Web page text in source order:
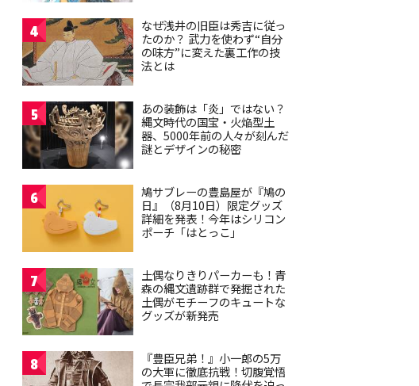
4
なぜ浅井の旧臣は秀吉に従っ
たのか？ 武力を使わず“自分
の味方”に変えた裏工作の技
法とは
5
あの装飾は「炎」ではない？
縄文時代の国宝・火焔型土
器、5000年前の人々が刻んだ
謎とデザインの秘密
6
鳩サブレーの豊島屋が『鳩の
日』（8月10日）限定グッズ
詳細を発表！今年はシリコン
ポーチ「はとっこ」
7
土偶なりきりパーカーも！青
森の縄文遺跡群で発掘された
土偶がモチーフのキュートな
グッズが新発売
8
『豊臣兄弟！』小一郎の5万
の大軍に徹底抗戦！切腹覚悟